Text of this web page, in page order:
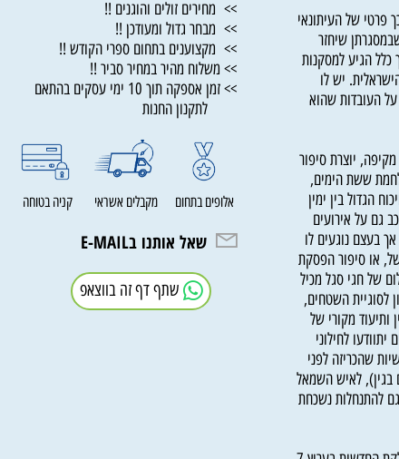
של העיתונאי
שיחזר
הגיע למסקנות
יש לו
שהוא
יוצרת סיפור
ששת הימים,
בין ימין
על אירועים
בעצם נוגעים לו
הגועשת ב-1965, למשל, או סיפור הפסקת
חלום של חגי סגל מכיל
השטחים,
מקורי של
לחילוני
שהכריזה לפני
לאיש השמאל
נשכחת
>> מחירים זולים והוגנים !!
>> מבחר גדול ומעודכן !!
>> מקצוענים בתחום ספרי הקודש !!
>> משלוח מהיר במחיר סביר !!
>> זמן אספקה תוך 10 ימי עסקים בהתאם
לתקנון החנות
שתף דף זה בווצאפ